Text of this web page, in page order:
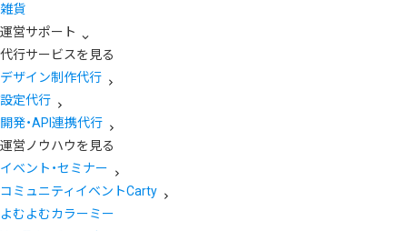
雑貨
運営サポート
代行サービスを見る
デザイン制作代行
設定代行
開発・API連携代行
運営ノウハウを見る
イベント・セミナー
コミュニティイベントCarty
よむよむカラーミー